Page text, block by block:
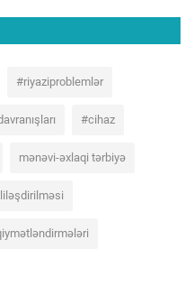
#riyaziproblemlər
#cihaz
mənəvi-əxlaqi tərbiyə